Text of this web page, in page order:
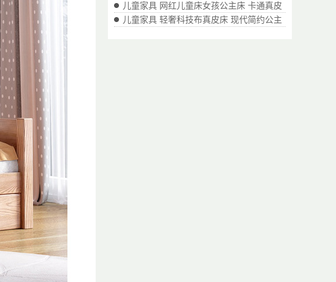
儿童家具 网红儿童床女孩公主床 卡通真皮
儿童家具 轻奢科技布真皮床 现代简约公主